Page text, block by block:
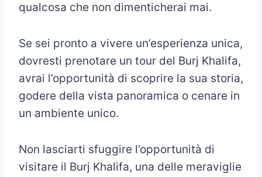
qualcosa che non dimenticherai mai.
Se sei pronto a vivere un’esperienza unica,
dovresti prenotare un tour del Burj Khalifa,
avrai l’opportunità di scoprire la sua storia,
godere della vista panoramica o cenare in
un ambiente unico.
Non lasciarti sfuggire l’opportunità di
visitare il Burj Khalifa, una delle meraviglie